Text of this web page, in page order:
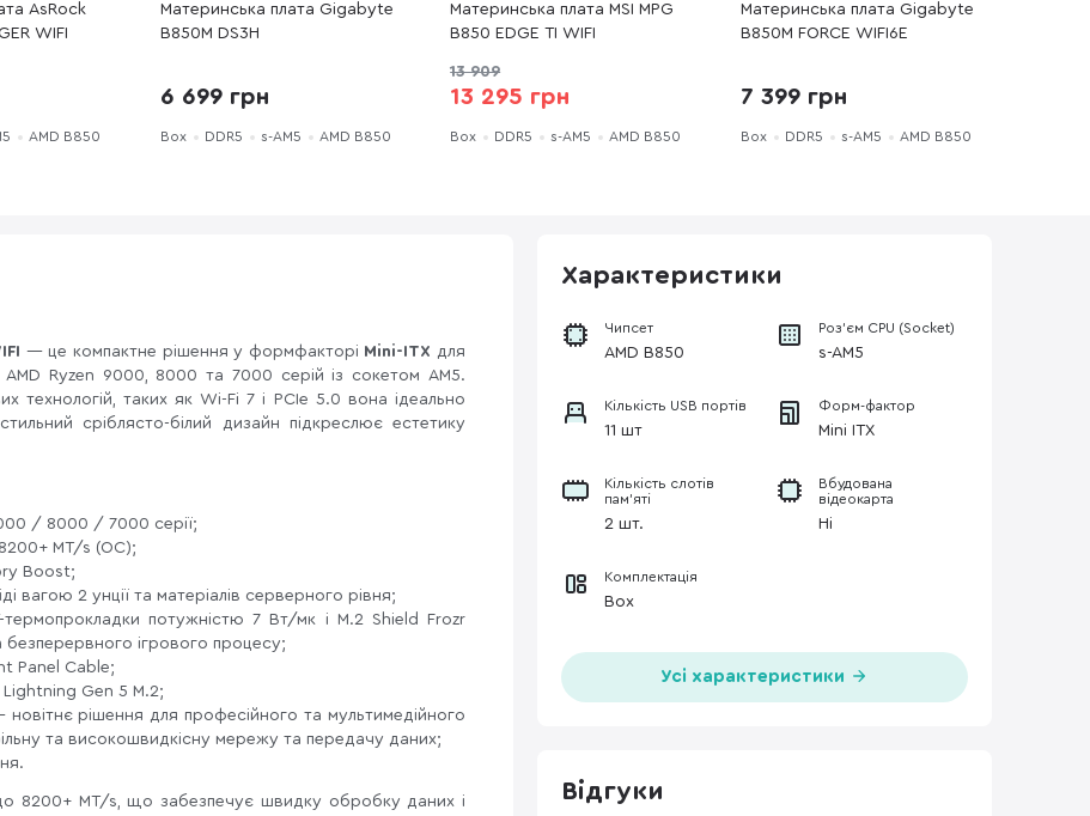
AsRock
WIFI
AMD B850
Материнська плата Gigabyte
B850M DS3H
6 699 грн
Box DDR5 s-AM5 AMD B850
Материнська плата MSI MPG
B850 EDGE TI WIFI
13 909
13 295 грн
Box DDR5 s-AM5 AMD B850
Материнська плата Gigabyte
B850M FORCE WIFI6E
7 399 грн
Box DDR5 s-AM5 AMD B850
— це компактне рішення у формфакторі Mini-ITX для
Ryzen 9000, 8000 та 7000 серій із сокетом AM5.
технологій, таких як Wi-Fi 7 і PCIe 5.0 вона ідеально
сріблясто-білий дизайн підкреслює естетику
/ 8000 / 7000 серії;
MT/s (OC);
Boost;
вагою 2 унції та матеріалів серверного рівня;
термопрокладки потужністю 7 Вт/мк і M.2 Shield Frozr
ігрового процесу;
Panel Cable;
Gen 5 M.2;
рішення для професійного та мультимедійного
та високошвидкісну мережу та передачу даних;
8200+ MT/s, що забезпечує швидку обробку даних і
Характеристики
Чипсет
AMD B850
Роз'єм CPU (Socket)
s-AM5
Кількість USB портів
11 шт
Форм-фактор
Mini ITX
Кількість слотів
пам'яті
2 шт.
Вбудована
відеокарта
Ні
Комплектація
Box
Усі характеристики
Відгуки